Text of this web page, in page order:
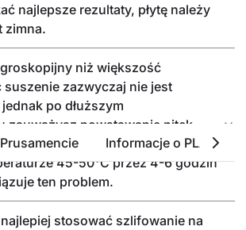
Informacje o PLA
najlepsze rezultaty, płytę należy
zimna.
niż większość
suszenie zazwyczaj nie jest
po dłuższym
zauważysz powstawanie nitek,
chropowatość powierzchni,
45-50°C przez 4-6 godzin
ten problem.
stosować szlifowanie na